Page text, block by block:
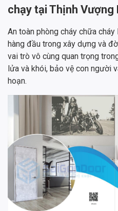
chạy tại Thịnh Vượng
An toàn phòng cháy chữa
hàng đầu trong xây dựng và
vai trò vô cùng quan trọng
lửa và khói, bảo vệ con người
hoạn.